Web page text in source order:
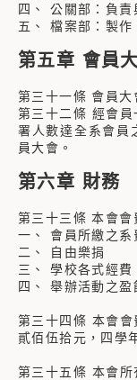
四、 公關部：負責
五、 檔案部：製作
第五章 會員
第三十一條 會員大
第三十二條 經會
署人數達全系會員
員大會。
第六章 財務
第三十三條 本會會
一、 會員所繳之系
二、 自由樂捐
三、 學校各式經費
四、 舉辦活動之盈
第三十四條 本會
貳佰伍拾元，四學
第三十五條 本會